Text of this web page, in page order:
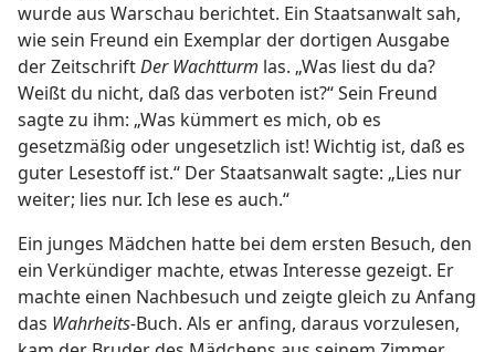
wurde aus Warschau berichtet. Ein Staatsanwalt sah,
wie sein Freund ein Exemplar der dortigen Ausgabe
der ZeitschriftDer Wachtturm las. „Was liest du da?
Weißt du nicht, daß das verboten ist?“ Sein Freund
sagte zu ihm: „Was kümmert es mich, ob es
gesetzmäßig oder ungesetzlich ist! Wichtig ist, daß es
guter Lesestoff ist.“ Der Staatsanwalt sagte: „Lies nur
weiter; lies nur. Ich lese es auch.“
Ein junges Mädchen hatte bei dem ersten Besuch, den
ein Verkündiger machte, etwas Interesse gezeigt. Er
machte einen Nachbesuch und zeigte gleich zu Anfang
das Wahrheits-Buch. Als er anfing, daraus vorzulesen,